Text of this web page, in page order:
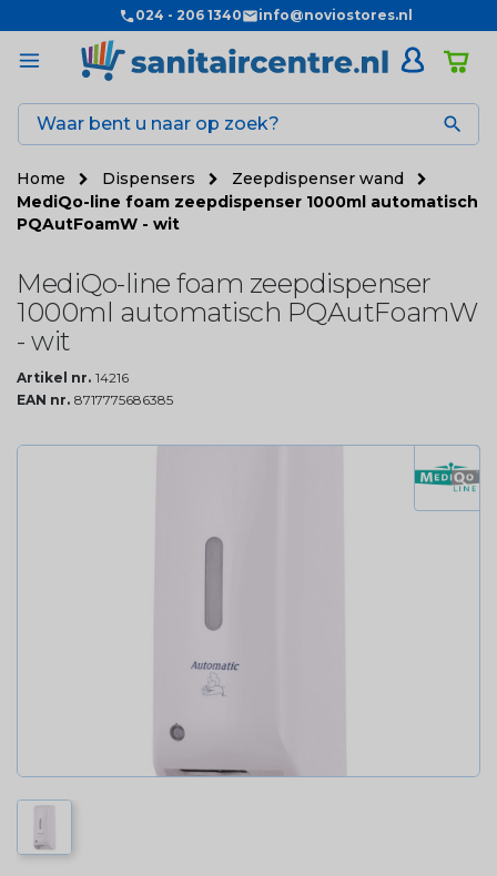
024 - 206 1340 info@noviostores.nl

Home Dispensers
Zeepdispenser wand
MediQo-line foam zeepdispenser 1000ml automatisch
PQAutFoamW - wit
MediQo-line foam zeepdispenser
1000ml automatisch PQAutFoamW
- wit
Artikel nr. 14216
EAN nr. 8717775686385